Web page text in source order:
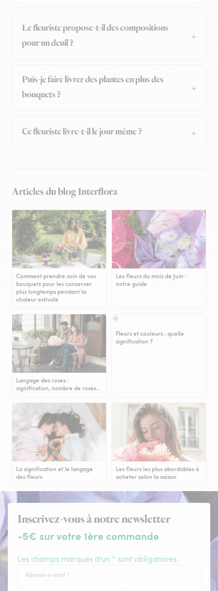
Le fleuriste propose-t-il des compositions
pour un deuil ?
Puis-je faire livrer des plantes en plus des
bouquets ?
Ce fleuriste livre-t-il le jour même ?
Articles du blog Interflora
Comment prendre soin de vos
bouquets pour les conserver
plus longtemps pendant la
chaleur estivale
Les fleurs du mois de Juin :
notre guide
Langage des roses :
signification, nombre de roses…
Fleurs et couleurs : quelle
signification ?
La signification et le langage
des fleurs
Les fleurs les plus abordables à
acheter selon la saison
Inscrivez-vous à notre newsletter
-5€ sur votre 1ère commande
Les champs marqués d'un * sont obligatoires.
Adresse e-mail *